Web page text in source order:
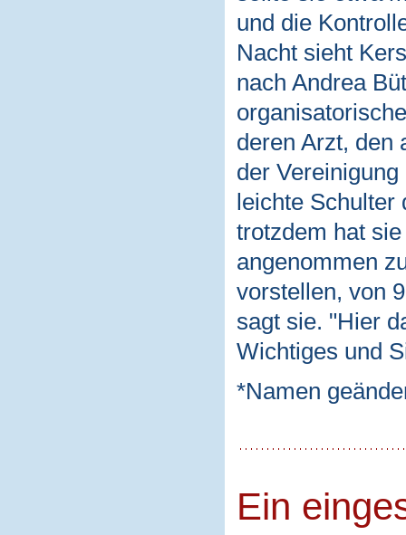
und die
Nacht sieht
nach Andrea
deren Arzt, den
der
leichte
trotzdem hat
angenommen
vorstellen, von
sagt sie. "Hier
Wichtiges und
*Namen
Ein